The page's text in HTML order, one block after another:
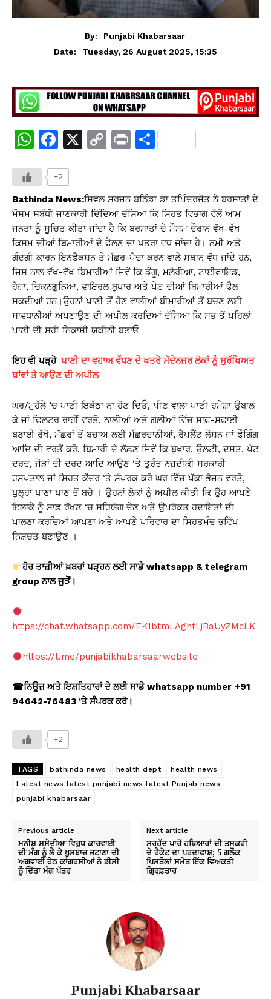
By:
Punjabi Khabarsaar
Date:
Tuesday, 26 August 2025, 15:35
W
at
s
A
p
p
F
c
e
b
o
o
k
X
C
y
Li
n
k
Pr S
e
+2
Bathinda News:ਸਿਵਲ ਸਰਜਨ ਬਠਿੰਡਾ ਡਾ ਤਪਿੰਦਰਜੋਤ ਨੇ ਬਰਸਾਤਾਂ ਦੇ
ਮੌਸਮ ਸਬੰਧੀ ਜਾਣਕਾਰੀ ਦਿੰਦਿਆ ਦੱਸਿਆ ਕਿ ਸਿਹਤ ਵਿਭਾਗ ਵੱਲੋਂ ਆਮ
ਜਨਤਾ ਨੂੰ ਸੂਚਿਤ ਕੀਤਾ ਜਾਂਦਾ ਹੈ ਕਿ ਬਰਸਾਤਾਂ ਦੇ ਮੌਸਮ ਦੌਰਾਨ ਵੱਖ-ਵੱਖ
ਕਿਸਮ ਦੀਆਂ ਬਿਮਾਰੀਆਂ ਦੇ ਫੈਲਣ ਦਾ ਖਤਰਾ ਵਧ ਜਾਂਦਾ ਹੈ। ਨਮੀ ਅਤੇ
ਗੰਦਗੀ ਕਾਰਨ ਇਨਫੈਕਸ਼ਨ ਤੇ ਮੱਛਰ-ਪੈਦਾ ਕਰਨ ਵਾਲੇ ਸਥਾਨ ਵੱਧ ਜਾਂਦੇ ਹਨ,
ਜਿਸ ਨਾਲ ਵੱਖ-ਵੱਖ ਬਿਮਾਰੀਆਂ ਜਿਵੇਂ ਕਿ ਡੇਂਗੂ, ਮਲੇਰੀਆ, ਟਾਈਫਾਇਡ,
ਹੈਜ਼ਾ, ਚਿਕਨਗੁਨਿਆ, ਵਾਇਰਲ ਬੁਖਾਰ ਅਤੇ ਪੇਟ ਦੀਆਂ ਬਿਮਾਰੀਆਂ ਫੈਲ
ਸਕਦੀਆਂ ਹਨ।ਉਹਨਾਂ ਪਾਣੀ ਤੋਂ ਹੋਣ ਵਾਲੀਆਂ ਬੀਮਾਰੀਆਂ ਤੋਂ ਬਚਣ ਲਈ
ਸਾਵਧਾਨੀਆਂ ਅਪਣਾਉਣ ਦੀ ਅਪੀਲ ਕਰਦਿਆਂ ਦੱਸਿਆ ਕਿ ਸਭ ਤੋਂ ਪਹਿਲਾਂ
ਪਾਣੀ ਦੀ ਸਹੀ ਨਿਕਾਸੀ ਯਕੀਨੀ ਬਣਾਓ
ਇਹ ਵੀ ਪੜ੍ਹੋਪਾਣੀ ਦਾ ਵਹਾਅ ਵੱਧਣ ਦੇ ਖਤਰੇ ਮੱਦੇਨਜਰ ਲੋਕਾਂ ਨੂੰ ਸੁਰੱਖਿਅਤ
ਥਾਂਵਾਂ ਤੇ ਆਉਣ ਦੀ ਅਪੀਲ
ਘਰ/ਮੁਹੱਲੇ ‘ਚ ਪਾਣੀ ਇਕੱਠਾ ਨਾ ਹੋਣ ਦਿਓ, ਪੀਣ ਵਾਲਾ ਪਾਣੀ ਹਮੇਸ਼ਾ ਉਬਾਲ
ਕੇ ਜਾਂ ਫਿਲਟਰ ਰਾਹੀਂ ਵਰਤੋ, ਨਾਲੀਆਂ ਅਤੇ ਗਲੀਆਂ ਵਿੱਚ ਸਾਫ਼-ਸਫਾਈ
ਬਣਾਈ ਰੱਖੋ, ਮੱਛਰਾਂ ਤੋਂ ਬਚਾਅ ਲਈ ਮੱਛਰਦਾਨੀਆਂ, ਰੈਪਲੈਂਟ ਲੋਸ਼ਨ ਜਾਂ ਫੌਗਿੰਗ
ਆਦਿ ਦੀ ਵਰਤੋਂ ਕਰੋ, ਬਿਮਾਰੀ ਦੇ ਲੱਛਣ ਜਿਵੇਂ ਕਿ ਬੁਖਾਰ, ਉਲਟੀ, ਦਸਤ, ਪੇਟ
ਦਰਦ, ਜੋੜਾਂ ਦੀ ਦਰਦ ਆਦਿ ਆਉਣ ‘ਤੇ ਤੁਰੰਤ ਨਜ਼ਦੀਕੀ ਸਰਕਾਰੀ
ਹਸਪਤਾਲ ਜਾਂ ਸਿਹਤ ਕੇਂਦਰ ‘ਤੇ ਸੰਪਰਕ ਕਰੋ ਘਰ ਵਿੱਚ ਪੱਕਾ ਭੋਜਨ ਵਰਤੋ,
ਖੁਲ੍ਹਾ ਖਾਣਾ ਖਾਣ ਤੋਂ ਬਚੋ । ਉਹਨਾਂ ਲੋਕਾਂ ਨੂੰ ਅਪੀਲ ਕੀਤੀ ਕਿ ਉਹ ਆਪਣੇ
ਇਲਾਕੇ ਨੂੰ ਸਾਫ਼ ਰੱਖਣ ‘ਚ ਸਹਿਯੋਗ ਦੇਣ ਅਤੇ ਉਪਰੋਕਤ ਹਦਾਇਤਾਂ ਦੀ
ਪਾਲਣਾ ਕਰਦਿਆਂ ਆਪਣਾ ਅਤੇ ਆਪਣੇ ਪਰਿਵਾਰ ਦਾ ਸਿਹਤਮੰਦ ਭਵਿੱਖ
ਨਿਸ਼ਚਤ ਬਣਾਉਣ ।
ਹੋਰ ਤਾਜ਼ੀਆਂ ਖ਼ਬਰਾਂ ਪੜ੍ਹਨ ਲਈ ਸਾਡੇ whatsapp & telegram
groupਨਾਲ ਜੁੜੋਂ।
https://chat.whatsapp.com/EK1btmLAghfLjBaUyZMcLK
https://t.me/punjabikhabarsaarwebsite
☎ਨਿਊਜ਼ ਅਤੇ ਇਸ਼ਤਿਹਾਰਾਂ ਦੇ ਲਈ ਸਾਡੇ whatsapp number +91
94642-76483 ‘ਤੇ ਸੰਪਰਕ ਕਰੋ।
+2
TAGS bathinda news health dept
health news
Latest news latest punjabi news latest Punjab news
punjabi khabarsaar
Previous article
ਮਨੀਸ਼ ਸਸੋਦੀਆ ਵਿਰੁਧ ਕਾਰਵਾਈ
ਦੀ ਮੰਗ ਨੂੰ ਲੈ ਕੇ ਖੁਸਬਾਜ਼ ਜਟਾਣਾ ਦੀ
ਅਗਵਾਈ ਹੇਠ ਕਾਂਗਰਸੀਆਂ ਨੇ ਡੀਸੀ
ਨੂੰ ਦਿੱਤਾ ਮੰਗ ਪੱਤਰ
Next article
ਸਰਹੱਦ ਪਾਰੋਂ ਹਥਿਆਰਾਂ ਦੀ ਤਸਕਰੀ
ਦੇ ਰੈਕੇਟ ਦਾ ਪਰਦਾਫਾਸ਼; 5 ਗਲੌਕ
ਪਿਸਤੌਲਾਂ ਸਮੇਤ ਇੱਕ ਵਿਅਕਤੀ
ਗ੍ਰਿਫ਼ਤਾਰ
Punjabi Khabarsaar